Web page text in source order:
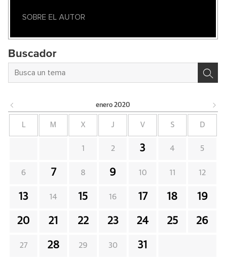
SOBRE EL AUTOR
Buscador
enero 2020
M X J V S D
1 2 3 4 5
6 7 8 9 10 11 12
13 14 15 16 17 18 19
20 21 22 23 24 25 26
27 28 29 30 31